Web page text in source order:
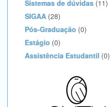
Sistemas de dúvidas (11)
SIGAA (28)
Pós-Graduação (0)
Estágio (0)
Assistência Estudantil (0)